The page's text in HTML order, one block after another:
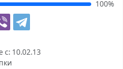
100%
с: 10.02.13